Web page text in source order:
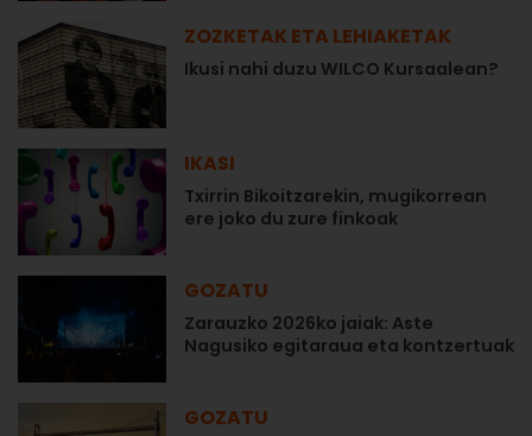
ZOZKETAK ETA LEHIAKETAK
Ikusi nahi duzu WILCO Kursaalean?
IKASI
Txirrin Bikoitzarekin, mugikorrean
ere joko du zure finkoak
GOZATU
Zarauzko 2026ko jaiak: Aste
Nagusiko egitaraua eta kontzertuak
GOZATU